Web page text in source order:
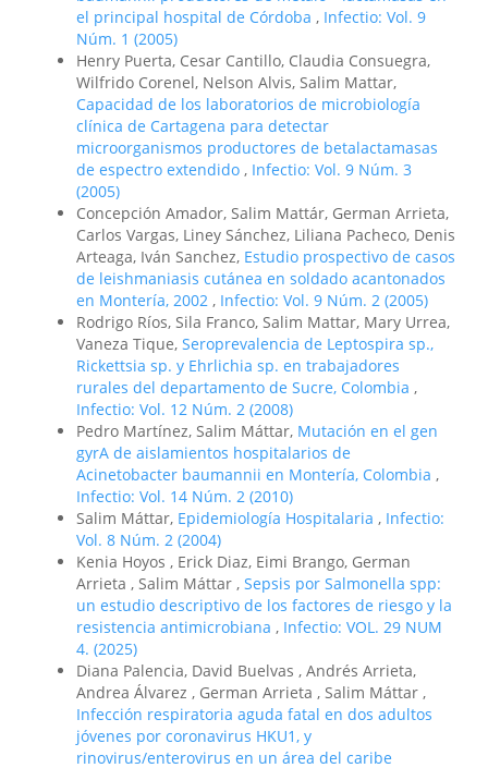
el principal hospital de Córdoba , Infectio: Vol. 9
Núm. 1 (2005)
Henry Puerta, Cesar Cantillo, Claudia Consuegra,
Wilfrido Corenel, Nelson Alvis, Salim Mattar,
Capacidad de los laboratorios de microbiología
clínica de Cartagena para detectar
microorganismos productores de betalactamasas
de espectro extendido , Infectio: Vol. 9 Núm. 3
(2005)
Concepción Amador, Salim Mattár, German Arrieta,
Carlos Vargas, Liney Sánchez, Liliana Pacheco, Denis
Arteaga, Iván Sanchez, Estudio prospectivo de casos
de leishmaniasis cutánea en soldado acantonados
en Montería, 2002 , Infectio: Vol. 9 Núm. 2 (2005)
Rodrigo Ríos, Sila Franco, Salim Mattar, Mary Urrea,
Vaneza Tique, Seroprevalencia de Leptospira sp.,
Rickettsia sp. y Ehrlichia sp. en trabajadores
rurales del departamento de Sucre, Colombia ,
Infectio: Vol. 12 Núm. 2 (2008)
Pedro Martínez, Salim Máttar, Mutación en el gen
gyrA de aislamientos hospitalarios de
Acinetobacter baumannii en Montería, Colombia ,
Infectio: Vol. 14 Núm. 2 (2010)
Salim Máttar, Epidemiología Hospitalaria , Infectio:
Vol. 8 Núm. 2 (2004)
Kenia Hoyos , Erick Diaz, Eimi Brango, German
Arrieta , Salim Máttar , Sepsis por Salmonella spp:
un estudio descriptivo de los factores de riesgo y la
resistencia antimicrobiana , Infectio: VOL. 29 NUM
4. (2025)
Diana Palencia, David Buelvas , Andrés Arrieta,
Andrea Álvarez , German Arrieta , Salim Máttar ,
Infección respiratoria aguda fatal en dos adultos
jóvenes por coronavirus HKU1, y
rinovirus/enterovirus en un área del caribe